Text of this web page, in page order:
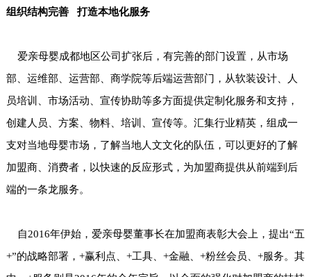
组织结构完善 打造本地化服务
爱亲母婴成都地区公司扩张后，有完善的部门设置，从市场
部、运维部、运营部、商学院等后端运营部门，从软装设计、人
员培训、市场活动、宣传协助等多方面提供定制化服务和支持，
创建人员、方案、物料、培训、宣传等。汇集行业精英，组成一
支对当地母婴市场，了解当地人文文化的队伍，可以更好的了解
加盟商、消费者，以快速的反应形式，为加盟商提供从前端到后
端的一条龙服务。
自2016年伊始，爱亲母婴董事长在加盟商表彰大会上，提出“五
+”的战略部署，+赢利点、+工具、+金融、+粉丝会员、+服务。其